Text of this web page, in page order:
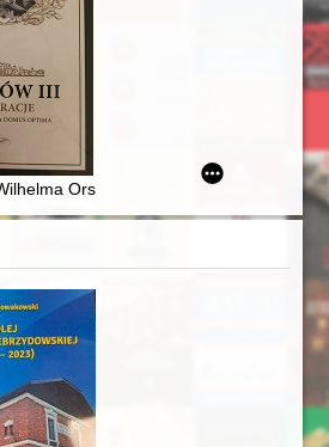
nieznana praca magisterska obroniona
Orsettiego w Witoni